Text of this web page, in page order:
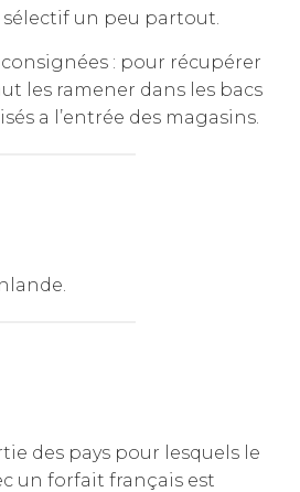
sélectif un peu partout.
: pour récupérer
les ramener dans les bacs
a l’entrée des magasins.
des pays pour lesquels le
un forfait français est